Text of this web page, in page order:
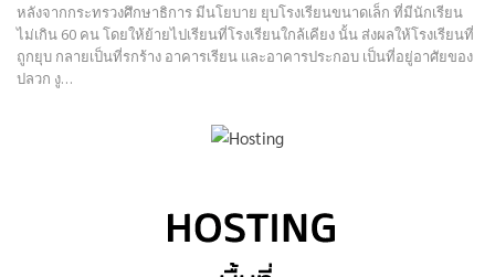
หลังจากกระทรวงศึกษาธิการ มีนโยบาย ยุบโรงเรียนขนาดเล็ก ที่มีนักเรียน
ไม่เกิน 60 คน โดยให้ย้ายไปเรียนที่โรงเรียนใกล้เคียง นั้น ส่งผลให้โรงเรียนที่
ถูกยุบ กลายเป็นที่รกร้าง อาคารเรียน และอาคารประกอบ เป็นที่อยู่อาศัยของ
ปลวก งู…